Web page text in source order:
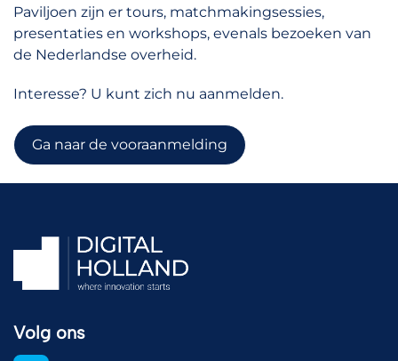
Paviljoen zijn er tours, matchmakingsessies,
presentaties en workshops, evenals bezoeken van
de Nederlandse overheid.
Interesse? U kunt zich nu aanmelden.
Ga naar de vooraanmelding
Volg ons